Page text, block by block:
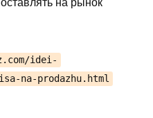
на рынок
idei-
na-prodazhu.html